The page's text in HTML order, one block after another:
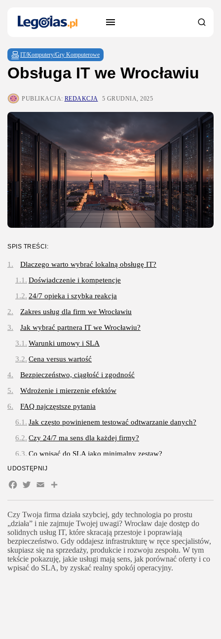
IT/Komputery/Gry Komputerowe
Obsługa IT we Wrocławiu
PUBLIKACJA: REDAKCJA 5 GRUDNIA, 2025
Czy Twoja firma działa szybciej, gdy technologia po prostu
„działa” i nie zajmuje Twojej uwagi? Wrocław daje dostęp do
solidnych usług IT, które skracają przestoje i poprawiają
bezpieczeństwo. Gdy oddajesz infrastrukturę w ręce specjalistów,
skupiasz się na sprzedaży, produkcie i rozwoju zespołu. W tym
tekście pokazuję, jakie usługi mają sens, jak porównać oferty i co
wpisać do SLA, by zyskać realny spokój operacyjny.
SPIS TREŚCI:
Dlaczego warto wybrać lokalną obsługę IT?
Doświadczenie i kompetencje
24/7 opieka i szybka reakcja
Zakres usług dla firm we Wrocławiu
Jak wybrać partnera IT we Wrocławiu?
Warunki umowy i SLA
Cena versus wartość
Bezpieczeństwo, ciągłość i zgodność
Wdrożenie i mierzenie efektów
FAQ najczęstsze pytania
Jak często powinienem testować odtwarzanie danych?
Czy 24/7 ma sens dla każdej firmy?
Co wpisać do SLA jako minimalny zestaw?
Jak ocenić bezpieczeństwo dostawcy?
Czy muszę mieć dokumentację, jeśli oddaję IT na
Ile trwa start współpracy z nowym partnerem IT?
Podsumowanie kluczowe wnioski i rekomendacje
UDOSTĘPNIJ
Facebook
Twitter
EmailShare